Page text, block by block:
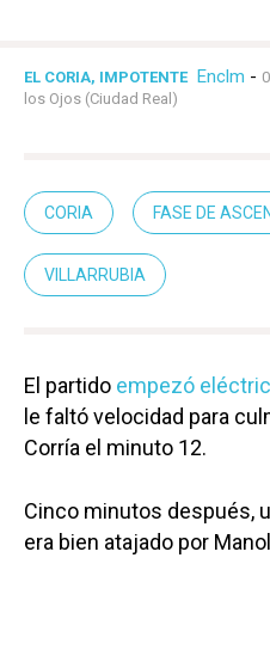
EL CORIA, IMPOTENTE Enclm -
los Ojos (Ciudad Real)
CORIA FASE DE
VILLARRUBIA
El partido empezó
le faltó velocidad para
Corría el minuto 12.
Cinco minutos después,
era bien atajado por